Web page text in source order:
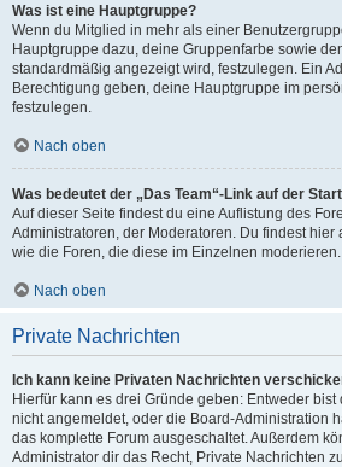
Was ist eine Hauptgruppe?
Wenn du Mitglied in mehr als einer
Hauptgruppe dazu, deine Gruppenfarbe sowie
standardmäßig angezeigt wird, festzulegen. Ein
Berechtigung geben, deine Hauptgruppe im
festzulegen.
Nach oben
Was bedeutet der „Das Team“-Link auf der
Auf dieser Seite findest du eine Auflistung des
Administratoren, der Moderatoren. Du findest hier
wie die Foren, die diese im Einzelnen moderieren.
Nach oben
Private Nachrichten
Ich kann keine Privaten Nachrichten
Hierfür kann es drei Gründe geben: Entweder
nicht angemeldet, oder die Board-Administration
das komplette Forum ausgeschaltet. Außerdem
Administrator dir das Recht, Private Nachrichten